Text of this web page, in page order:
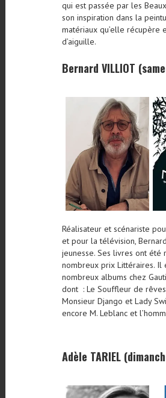
qui est passée par les
son inspiration dans la
matériaux qu’elle récupère
d’aiguille.
Bernard VILLIOT
Réalisateur et scénariste
et pour la télévision,
jeunesse. Ses livres ont été
nombreux prix Littéraires. Il
nombreux albums chez
dont : Le Souffleur de
Monsieur Django et Lady
encore M. Leblanc et
Adèle TARIEL